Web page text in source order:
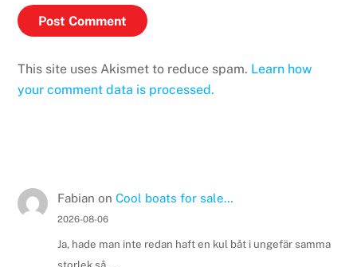
This site uses Akismet to reduce spam. Learn how
your comment data is processed.
Fabian on Cool boats for sale…
2026-08-06
Ja, hade man inte redan haft en kul båt i ungefär samma